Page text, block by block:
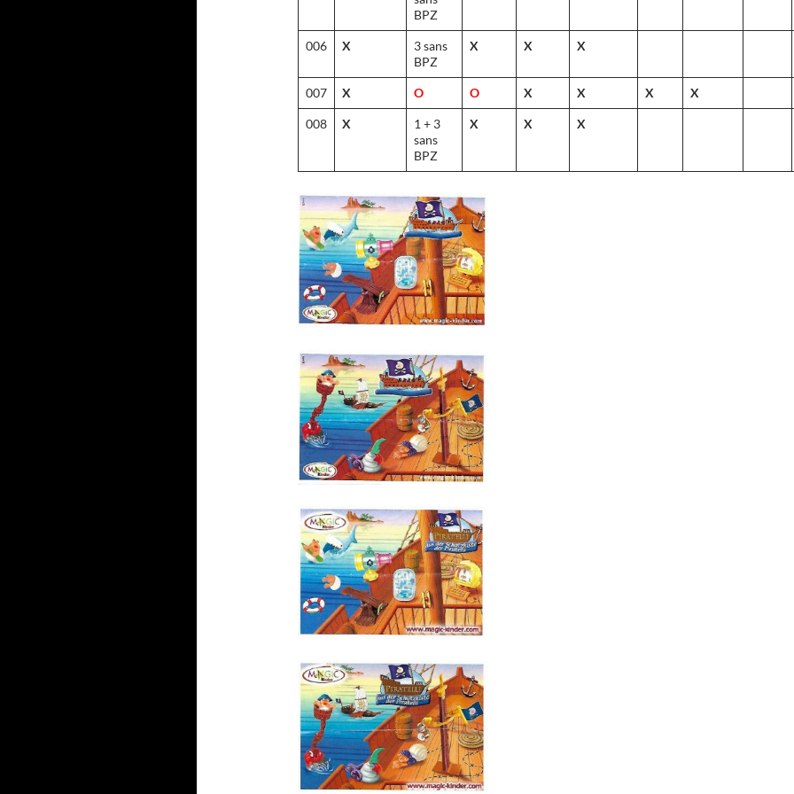
BPZ
006 X
3 sans
BPZ
X X X
007 X O O X X X X
008 X
1 + 3
sans
BPZ
X X X